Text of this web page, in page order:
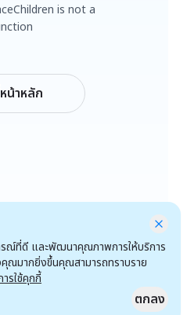
is not a
น้าหลัก
รณ์ที่ดี และพัฒนาคุณภาพการให้บริการ
ณมากยิ่งขึ้นคุณสามารถทราบราย
รใช้คุกกี้
ตกลง